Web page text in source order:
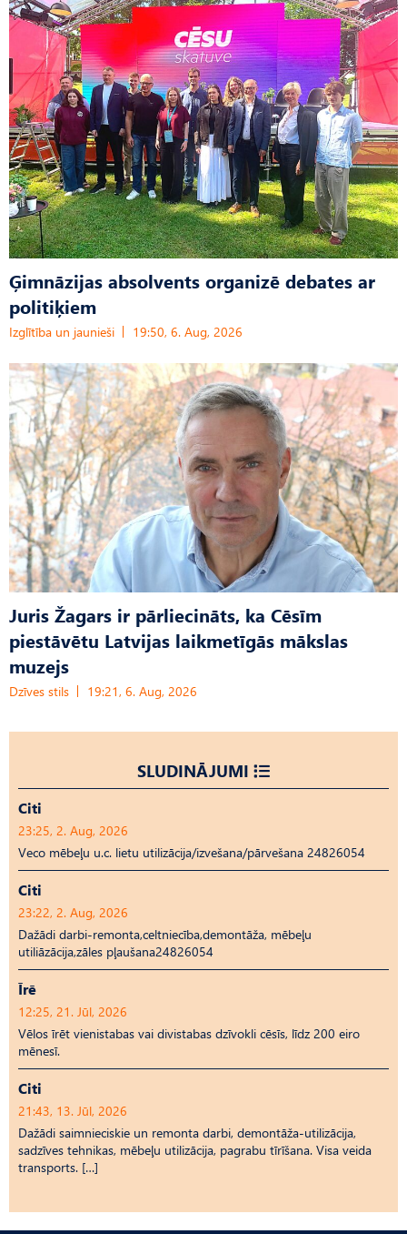
Ģimnāzijas absolvents organizē debates ar
politiķiem
Izglītība un jaunieši 19:50, 6. Aug, 2026
Juris Žagars ir pārliecināts, ka Cēsīm
piestāvētu Latvijas laikmetīgās mākslas
muzejs
Dzīves stils 19:21, 6. Aug, 2026
SLUDINĀJUMI
Citi
23:25, 2. Aug, 2026
Veco mēbeļu u.c. lietu utilizācija/izvešana/pārvešana 24826054
Citi
23:22, 2. Aug, 2026
Dažādi darbi-remonta,celtniecība,demontāža, mēbeļu
utiliāzācija,zāles pļaušana24826054
Īrē
12:25, 21. Jūl, 2026
Vēlos īrēt vienistabas vai divistabas dzīvokli cēsīs, līdz 200 eiro
mēnesī.
Citi
21:43, 13. Jūl, 2026
Dažādi saimnieciskie un remonta darbi, demontāža-utilizācija,
sadzīves tehnikas, mēbeļu utilizācija, pagrabu tīrīšana. Visa veida
transports. […]